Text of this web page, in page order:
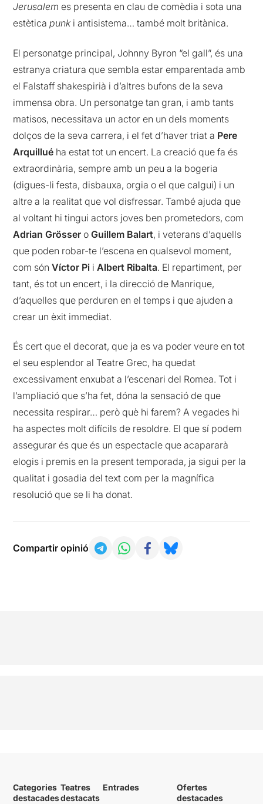
Jerusalem es presenta en clau de comèdia i sota una
estèticapunki antisistema… també molt britànica.
El personatge principal, Johnny Byron “el gall”, és una
estranya criatura que sembla estar emparentada amb
el Falstaff shakespirià i d’altres bufons de la seva
immensa obra. Un personatge tan gran, i amb tants
matisos, necessitava un actor en un dels moments
dolços de la seva carrera, i el fet d’haver triat a Pere
Arquillué ha estat tot un encert. La creació que fa és
extraordinària, sempre amb un peu a la bogeria
(digues-li festa, disbauxa, orgia o el que calgui) i un
altre a la realitat que vol disfressar. També ajuda que
al voltant hi tingui actors joves ben prometedors, com
Adrian Grösser oGuillem Balart, i veterans d’aquells
que poden robar-te l’escena en qualsevol moment,
com sónVíctor Pi i Albert Ribalta. El repartiment, per
tant, és tot un encert, i la direcció de Manrique,
d’aquelles que perduren en el temps i que ajuden a
crear un èxit immediat.
És cert que el decorat, que ja es va poder veure en tot
el seu esplendor al Teatre Grec, ha quedat
excessivament enxubat a l’escenari del Romea. Tot i
l’ampliació que s’ha fet, dóna la sensació de que
necessita respirar… però què hi farem? A vegades hi
ha aspectes molt difícils de resoldre. El que sí podem
assegurar és que és un espectacle que acapararà
elogis i premis en la present temporada, ja sigui per la
qualitat i gosadia del text com per la magnífica
resolució que se li ha donat.
Compartir opinió
Categories
destacades
Teatres
destacats
Entrades
Ofertes
destacades